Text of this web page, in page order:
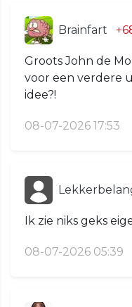
Brainfart
Groots John de
voor een verdere
idee?!
08-07-2026 17:53
Ik zie niks geks
08-07-2026 05:39